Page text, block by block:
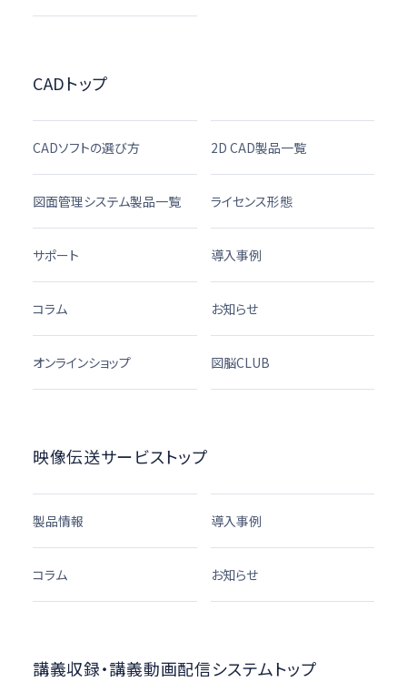
CADトップ
CADソフトの選び方 2D CAD製品一覧
図面管理システム製品一覧 ライセンス形態
サポート 導入事例
コラム お知らせ
オンラインショップ 図脳CLUB
映像伝送サービストップ
製品情報 導入事例
コラム お知らせ
講義収録・講義動画配信システムトップ